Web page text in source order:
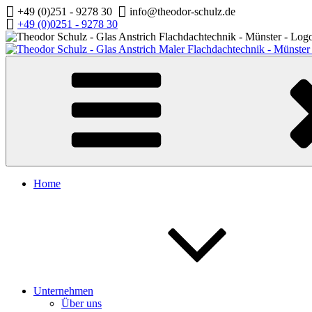
Zum
Inhalt
springen
+49 (0)251 - 9278 30
info@theodor-schulz.de
+49 (0)0251 - 9278 30
Home
Unternehmen
Über uns